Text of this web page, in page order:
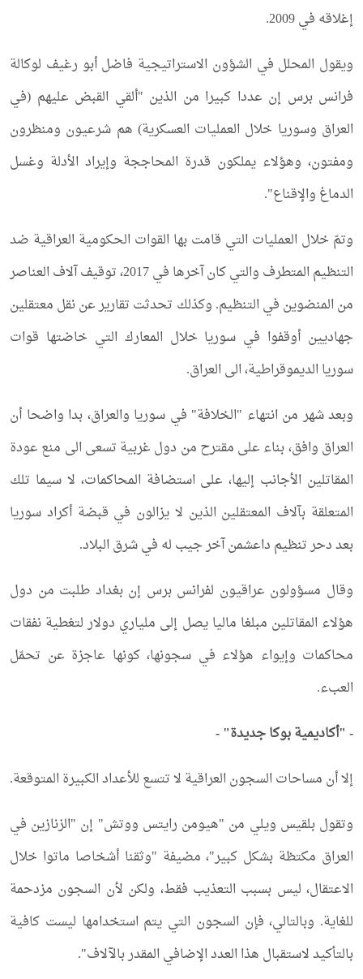
إغلاقه في 2009.
ويقول المحلل في الشؤون الاستراتيجية فاضل أبو رغيف لوكالة
فرانس برس إن عددا كبيرا من الذين "ألقي القبض عليهم (في
العراق وسوريا خلال العمليات العسكرية) هم شرعيون ومنظرون
ومفتون، وهؤلاء يملكون قدرة المحاججة وإيراد الأدلة وغسل
الدماغ والإقناع".
وتمّ خلال العمليات التي قامت بها القوات الحكومية العراقية ضد
التنظيم المتطرف والتي كان آخرها في 2017، توقيف آلاف العناصر
من المنضوين في التنظيم. وكذلك تحدثت تقارير عن نقل معتقلين
جهاديين أوقفوا في سوريا خلال المعارك التي خاضتها قوات
سوريا الديموقراطية، الى العراق.
وبعد شهر من انتهاء "الخلافة" في سوريا والعراق، بدا واضحا أن
العراق وافق، بناء على مقترح من دول غربية تسعى الى منع عودة
المقاتلين الأجانب إليها، على استضافة المحاكمات، لا سيما تلك
المتعلقة بآلاف المعتقلين الذين لا يزالون في قبضة أكراد سوريا
بعد دحر تنظيم داعشمن آخر جيب له في شرق البلاد.
وقال مسؤولون عراقيون لفرانس برس إن بغداد طلبت من دول
هؤلاء المقاتلين مبلغا ماليا يصل إلى ملياري دولار لتغطية نفقات
محاكمات وإيواء هؤلاء في سجونها، كونها عاجزة عن تحمّل
العبء.
- "أكاديمية بوكا جديدة" -
إلا أن مساحات السجون العراقية لا تتسع للأعداد الكبيرة المتوقعة.
وتقول بلقيس ويلي من "هيومن رايتس ووتش" إن "الزنازين في
العراق مكتظة بشكل كبير"، مضيفة "وثقنا أشخاصا ماتوا خلال
الاعتقال، ليس بسبب التعذيب فقط، ولكن لأن السجون مزدحمة
للغاية. وبالتالي، فإن السجون التي يتم استخدامها ليست كافية
بالتأكيد لاستقبال هذا العدد الإضافي المقدر بالآلاف".